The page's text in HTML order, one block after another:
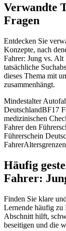
Verwandte
Fragen
Entdecken Sie
Konzepte, nach
Fahrer: Jung vs. Alt
tatsächliche
dieses Thema mit
zusammenhängt.
Mindestalter
DeutschlandBF17
medizinischen
Fahrer den
Führerschein
Fahrer
Häufig
Fahrer:
Finden Sie klare
Lernende häufig zu
Abschnitt hilft,
beseitigen und die